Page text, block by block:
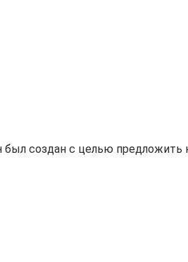
был создан с целью